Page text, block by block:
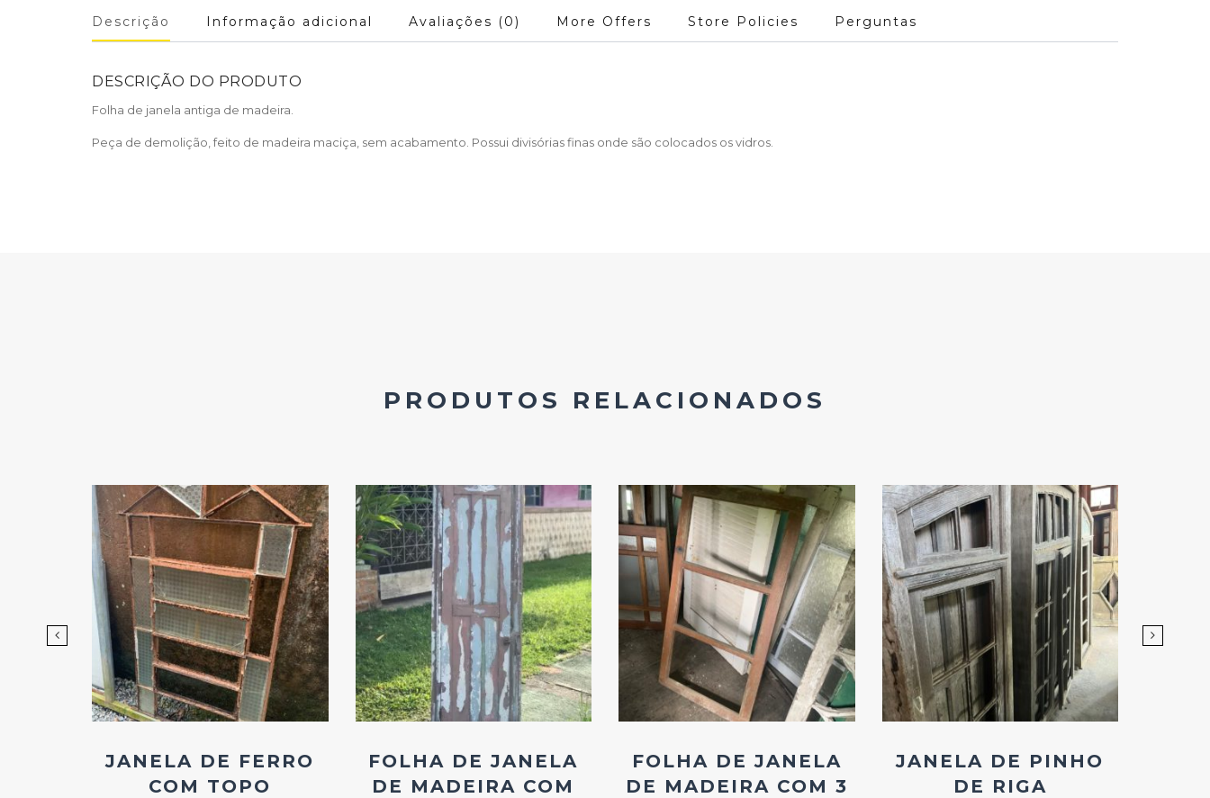
Descrição Informação adicional Avaliações (0) More Offers Store Policies Perguntas
DESCRIÇÃO DO PRODUTO
Folha de janela antiga de madeira.
Peça de demolição, feito de madeira maciça, sem acabamento. Possui divisórias finas onde são colocados os vidros.
PRODUTOS RELACIONADOS
Add
ao
Favoritos
JANELA DE FERRO
COM TOPO
Add
ao
Favoritos
FOLHA DE JANELA
DE MADEIRA COM
Add
ao
Favoritos
FOLHA DE JANELA
DE MADEIRA COM 3
Add
ao
Favoritos
JANELA DE PINHO
DE RIGA